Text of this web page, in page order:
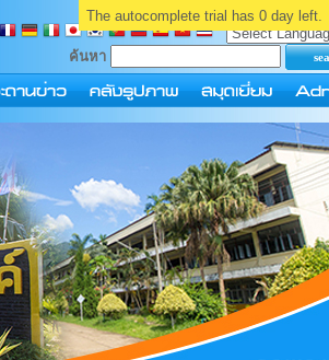
ยินดีต้อนรับคุณบุค
ค้นหา
The autocomplete trial has 0 day left.